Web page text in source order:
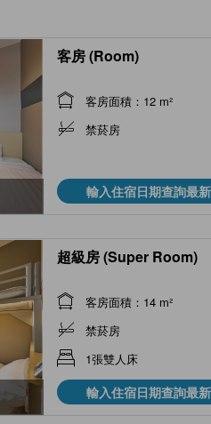
客房 (Room)
客房面積：12 m²
禁菸房
輸入住宿日期查詢最新
超級房 (Super Room)
客房面積：14 m²
禁菸房
1張雙人床
輸入住宿日期查詢最新